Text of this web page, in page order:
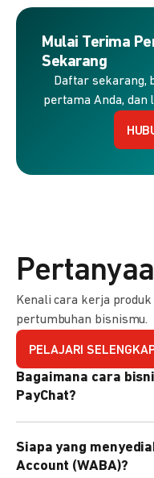
Mulai Terima
Sekarang
Daftar sekarang,
pertama Anda, dan
Kenali cara kerja produk
pertumbuhan bisnismu.
PELAJARI
Bagaimana cara
PayChat?
nanti tim kami bantu
WhatsApp bisnis yang
Siapa yang
Account (WABA)?